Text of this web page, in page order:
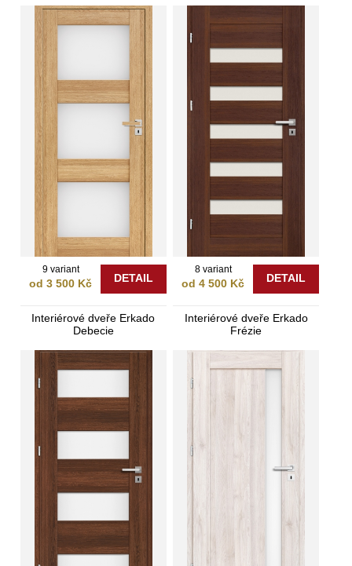
9 variant
od 3 500 Kč DETAIL
8 variant
od 4 500 Kč DETAIL
Interiérové dveře Erkado
Debecie
Interiérové dveře Erkado
Frézie